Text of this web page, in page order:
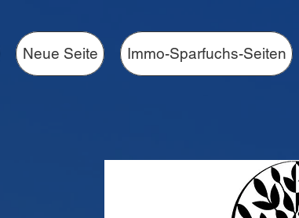
Neue Seite Immo-Sparfuchs-Seiten